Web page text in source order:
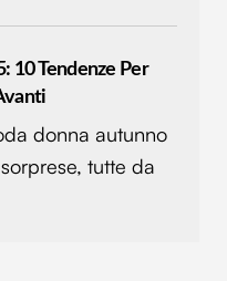
10 Tendenze Per
donna autunno
tutte da